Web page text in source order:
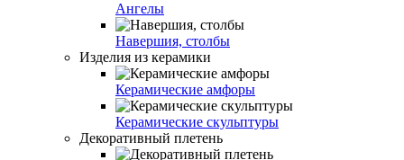
Ангелы
Навершия, столбы
Изделия из керамики
Керамические амфоры
Керамические скульптуры
Декоративный плетень